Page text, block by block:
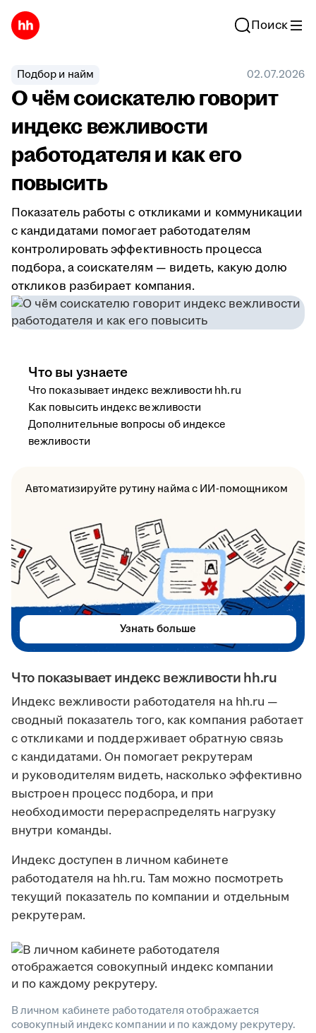
Поиск
Подбор и найм 02.07.2026
О чём соискателю говорит
индекс вежливости
работодателя и как его
повысить
Показатель работы с откликами и коммуникации
с кандидатами помогает работодателям
контролировать эффективность процесса
подбора, а соискателям — видеть, какую долю
откликов разбирает компания.
Что показывает индекс вежливости hh.ru
Индекс вежливости работодателя на hh.ru —
сводный показатель того, как компания работает
с откликами и поддерживает обратную связь
с кандидатами. Он помогает рекрутерам
и руководителям видеть, насколько эффективно
выстроен процесс подбора, и при
необходимости перераспределять нагрузку
внутри команды.
Индекс доступен в личном кабинете
работодателя на hh.ru. Там можно посмотреть
текущий показатель по компании и отдельным
рекрутерам.
В личном кабинете работодателя отображается
совокупный индекс компании и по каждому рекрутеру.
Что вы узнаете
Что показывает индекс вежливости hh.ru
Как повысить индекс вежливости
Дополнительные вопросы об индексе
вежливости
Автоматизируйте рутину найма с ИИ-помощником
Узнать больше